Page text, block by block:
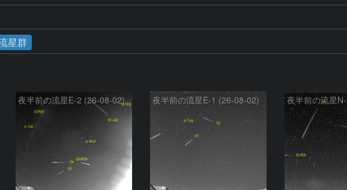
星群
夜半前の流星E-2 (26-08-02) 夜半前の流星E-1 (26-08-02) 夜半前の流星